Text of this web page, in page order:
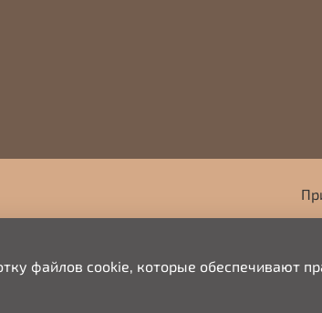
файлов cookie, которые обеспечивают